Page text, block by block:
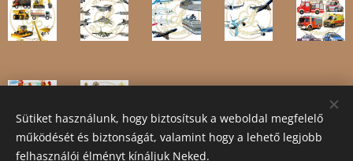
Sütiket használunk, hogy biztosítsuk a weboldal megfelelő
működését és biztonságát, valamint hogy a lehető legjobb
felhasználói élményt kínáljuk Neked.